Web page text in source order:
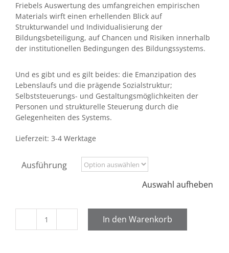
Friebels Auswertung des umfangreichen empirischen
Materials wirft einen erhellenden Blick auf
Strukturwandel und Individualisierung der
Bildungsbeteiligung, auf Chancen und Risiken innerhalb
der institutionellen Bedingungen des Bildungssystems.
Und es gibt und es gilt beides: die Emanzipation des
Lebenslaufs und die prägende Sozialstruktur;
Selbststeuerungs- und Gestaltungsmöglichkeiten der
Personen und strukturelle Steuerung durch die
Gelegenheiten des Systems.
Lieferzeit: 3-4 Werktage
Ausführung
Auswahl aufheben
Die
In den Warenkorb